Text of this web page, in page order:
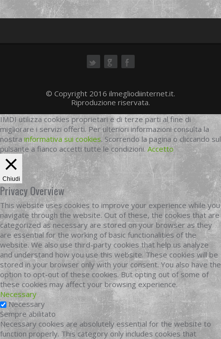
© Copyright 2016 ilmegliodiinternet.it.
Riproduzione riservata.
IMDI utilizza cookies proprietari e di terze parti al fine di
migliorare i servizi offerti. Per ulteriori informazioni consulta la
nostrainformativa sui cookies. Scorrendo la pagina o cliccando sul
pulsante a fianco accetti tutte le condizioni. Accetto
Chiudi
Privacy Overview
This website uses cookies to improve your experience while you
navigate through the website. Out of these, the cookies that are
categorized as necessary are stored on your browser as they
are essential for the working of basic functionalities of the
website. We also use third-party cookies that help us analyze
and understand how you use this website. These cookies will be
stored in your browser only with your consent. You also have the
option to opt-out of these cookies. But opting out of some of
these cookies may affect your browsing experience.
Necessary
Necessary
Sempre abilitato
Necessary cookies are absolutely essential for the website to
function properly. This category only includes cookies that